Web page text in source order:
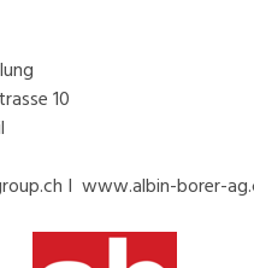
10
I www.albin-borer-